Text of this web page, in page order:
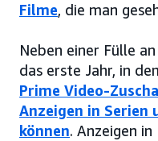
Filme, die man
Neben einer Fülle
das erste Jahr, in
Prime Video-
Anzeigen in Serien
können. Anzeigen